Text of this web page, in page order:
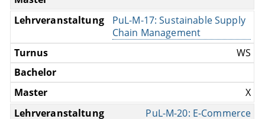
PuL-M-17: Sustainable Supply
Chain Management
WS
X
PuL-M-20: E-Commerce